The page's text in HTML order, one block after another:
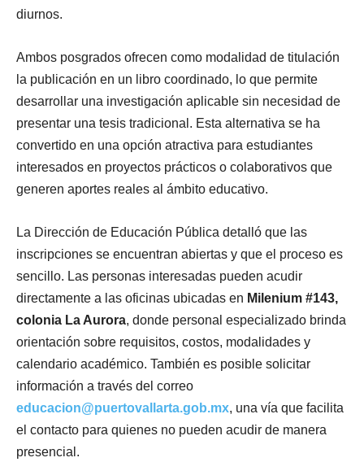
diurnos.
Ambos posgrados ofrecen como modalidad de titulación
la publicación en un libro coordinado, lo que permite
desarrollar una investigación aplicable sin necesidad de
presentar una tesis tradicional. Esta alternativa se ha
convertido en una opción atractiva para estudiantes
interesados en proyectos prácticos o colaborativos que
generen aportes reales al ámbito educativo.
La Dirección de Educación Pública detalló que las
inscripciones se encuentran abiertas y que el proceso es
sencillo. Las personas interesadas pueden acudir
directamente a las oficinas ubicadas en Milenium #143,
colonia La Aurora, donde personal especializado brinda
orientación sobre requisitos, costos, modalidades y
calendario académico. También es posible solicitar
información a través del correo
educacion@puertovallarta.gob.mx, una vía que facilita
el contacto para quienes no pueden acudir de manera
presencial.